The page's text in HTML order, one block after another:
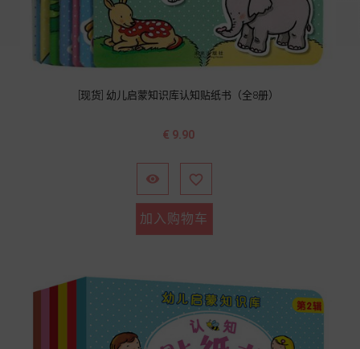
[现货] 幼儿启蒙知识库认知贴纸书（全8册）
价
€ 9.90
 
加入购物车